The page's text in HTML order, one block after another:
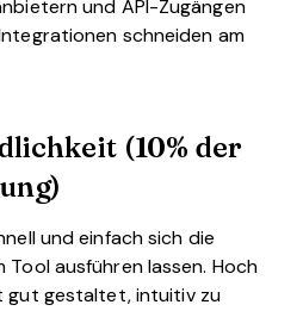
und API-Zugängen
schneiden am
(10% der
und einfach sich die
Tool ausführen lassen. Hoch
gut gestaltet, intuitiv zu